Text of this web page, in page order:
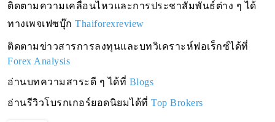
ติดตามความเคลื่อนไหวและการประชาสัมพันธ์ต่าง ๆ ได้
ทางเพจเฟซบุ๊ก Thaiforexreview
Forex Analysis
อ่านบทความสาระดี ๆ ได้ที่ Blogs
อ่านรีวิวโบรกเกอร์ยอดนิยมได้ที่ Top Brokers